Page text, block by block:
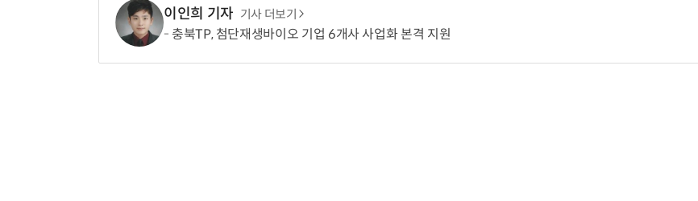
이인희 기자 기사 더보기
충북TP, 첨단재생바이오 기업 6개사 사업화 본격 지원